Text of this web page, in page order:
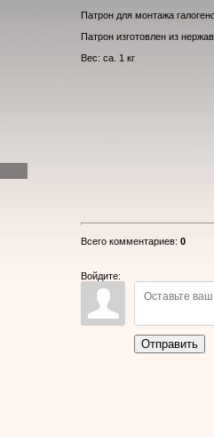
Патрон для монтажа
Патрон изготовлен из
Вес: ca. 1 кг
Всего комментариев: 0
Войдите:
Отправить